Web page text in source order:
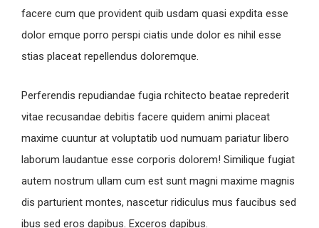
facere cum que provident quib usdam quasi expdita esse
dolor emque porro perspi ciatis unde dolor es nihil esse
stias placeat repellendus doloremque.
Perferendis repudiandae fugia rchitecto beatae reprederit
vitae recusandae debitis facere quidem animi placeat
maxime cuuntur at voluptatib uod numuam pariatur libero
laborum laudantue esse corporis dolorem! Similique fugiat
autem nostrum ullam cum est sunt magni maxime magnis
dis parturient montes, nascetur ridiculus mus faucibus sed
ibus sed eros dapibus. Exceros dapibus.